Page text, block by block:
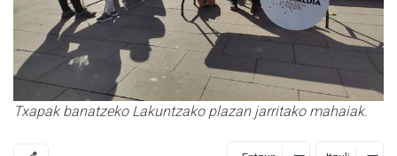
Txapak banatzeko Lakuntzako plazan jarritako mahaiak.